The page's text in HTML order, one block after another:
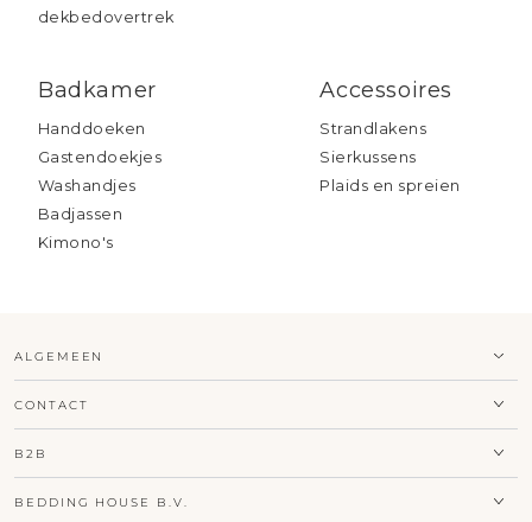
dekbedovertrek
Badkamer
Handdoeken
Gastendoekjes
Washandjes
Badjassen
Kimono's
Accessoires
Strandlakens
Sierkussens
Plaids en spreien
ALGEMEEN
CONTACT
B2B
BEDDING HOUSE B.V.